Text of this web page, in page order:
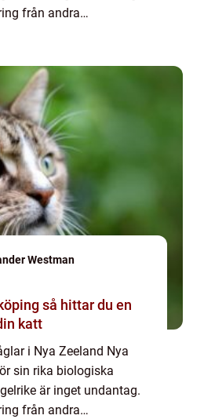
från andra
Westman
du en
katt
i Nya Zeeland Nya
sin rika biologiska
är inget undantag.
från andra